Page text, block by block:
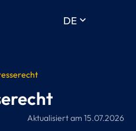
DE keyboard_arrow_down
Aktualisiert am15.07.2026